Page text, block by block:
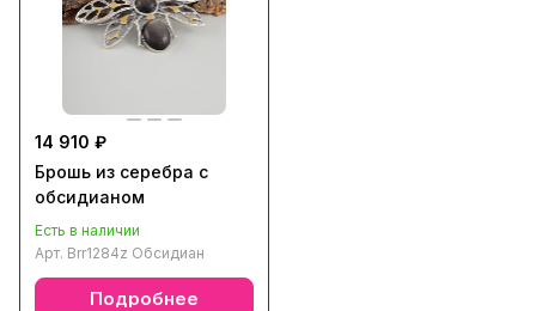
14 910 ₽
Брошь из серебра с
обсидианом
Есть в наличии
Арт. Brr1284z Обсидиан
Подробнее